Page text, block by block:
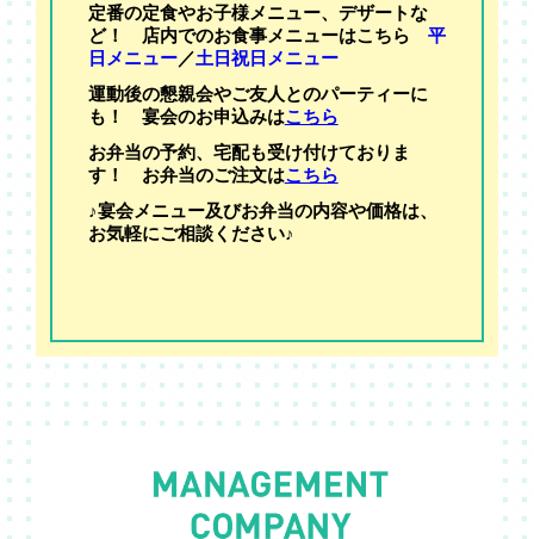
定番の定食やお子様メニュー、デザートな
ど！ 店内でのお食事メニューはこちら 平
日メニュー／土日祝日メニュー
運動後の懇親会やご友人とのパーティーに
も！ 宴会のお申込みはこちら
お弁当の予約、宅配も受け付けておりま
す！ お弁当のご注文はこちら
♪宴会メニュー及びお弁当の内容や価格は、
お気軽にご相談ください♪